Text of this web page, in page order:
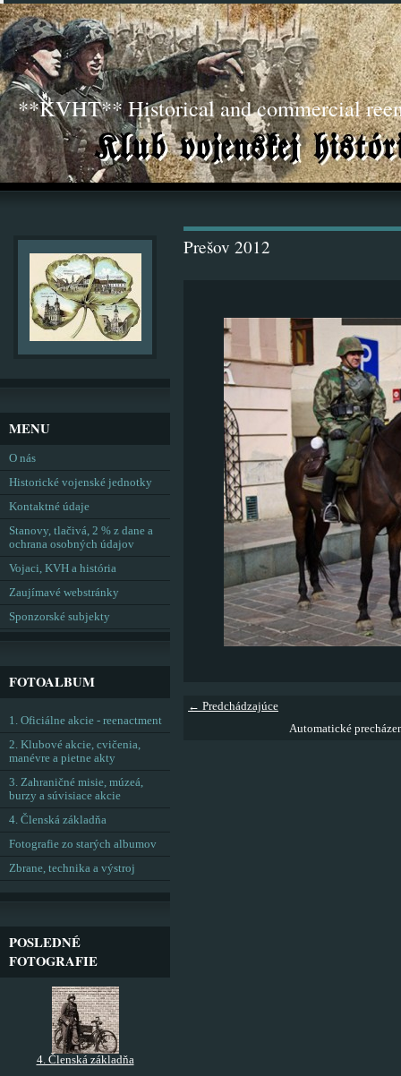
**KVHT** Historical and commercial
Prešov 2012
← Predchádzajúce
Automatické
MENU
O nás
Historické vojenské jednotky
Kontaktné údaje
Stanovy, tlačivá, 2 % z dane a
ochrana osobných údajov
Vojaci, KVH a história
Zaujímavé webstránky
Sponzorské subjekty
FOTOALBUM
1. Oficiálne akcie - reenactment
2. Klubové akcie, cvičenia,
manévre a pietne akty
3. Zahraničné misie, múzeá,
burzy a súvisiace akcie
4. Členská základňa
Fotografie zo starých albumov
Zbrane, technika a výstroj
POSLEDNÉ
FOTOGRAFIE
4. Členská základňa